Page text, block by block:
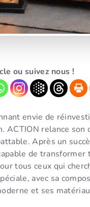
ou suivez nous !
envie de
relance son
Après un
de
tous ceux qui
avec sa
et ses